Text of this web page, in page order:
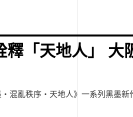
釋「天地人」 大
‧混亂秩序‧天地人》一系列黑墨